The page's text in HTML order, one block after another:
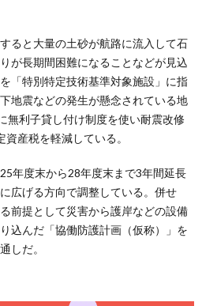
ると大量の土砂が航路に流入して石
が長期間困難になることなどが見込
「特別特定技術基準対象施設」に指
地震などの発生が懸念されている地
無利子貸し付け制度を使い耐震改修
産税を軽減している。
年度末から28年度末まで3年間延長
広げる方向で調整している。併せ
前提として災害から護岸などの設備
込んだ「協働防護計画（仮称）」を
しだ。